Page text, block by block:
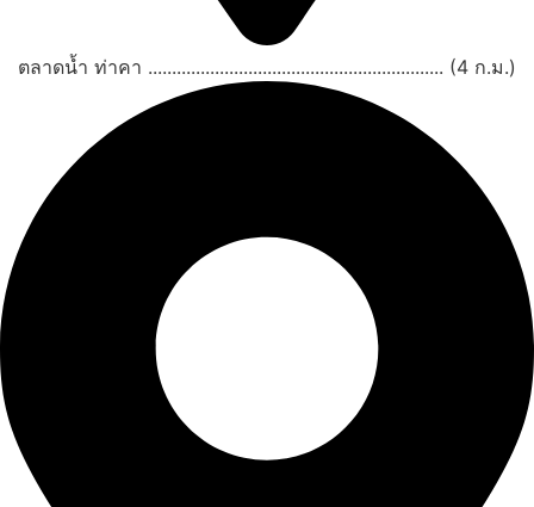
ตลาดน้ำ ท่าคา .............................................................. (4 ก.ม.)